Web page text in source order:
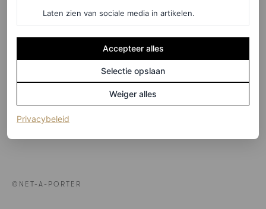
©NET-A-PORTER
Laten zien van sociale media in artikelen.
Accepteer alles
Selectie opslaan
Weiger alles
Privacybeleid